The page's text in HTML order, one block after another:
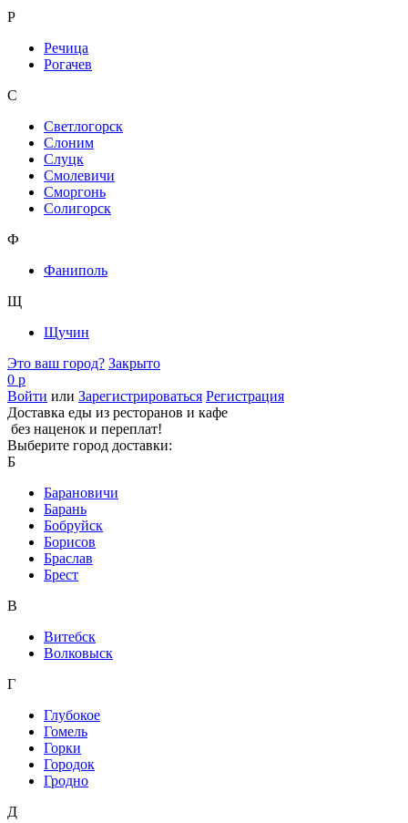
Р
Речица
Рогачев
С
Светлогорск
Слоним
Слуцк
Смолевичи
Сморгонь
Солигорск
Ф
Фаниполь
Щ
Щучин
Это ваш город? Закрыто
0 р
Войти или Зарегистрироваться Регистрация
Доставка еды из ресторанов и кафе
без наценок и переплат!
Выберите город доставки:
Б
Барановичи
Барань
Бобруйск
Борисов
Браслав
Брест
В
Витебск
Волковыск
Г
Глубокое
Гомель
Горки
Городок
Гродно
Д